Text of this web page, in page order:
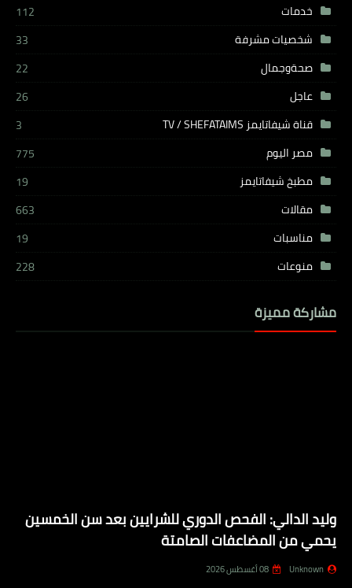
خدمات
112
شخصيات مشرفة
33
صحةوجمال
22
عاجل
26
قناة شيفاتايمز TV / SHEFATAIMS
3
مصر اليوم
775
مطبخ شيفاتايمز
19
مقالات
663
مناسبات
19
منوعات
228
مشاركة مميزة
وليد الدالي: الفحص الدوري للشرايين بعد سن الخمسين
يحمي من المضاعفات الصامتة
Unknown 08 أغسطس 2026